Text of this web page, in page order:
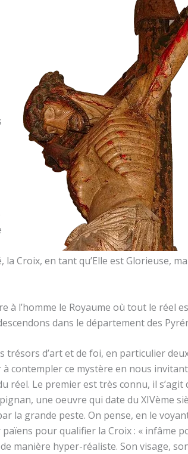
la Croix, en tant qu’Elle est Glorieuse,
à l’homme le Royaume où tout le réel
dans le département des
trésors d’art et de foi, en particulier
contempler ce mystère en nous
réel. Le premier est très connu, il s’agit
une oeuvre qui date du XIVème
la grande peste. On pense, en le
pour qualifier la Croix : « infâme
manière hyper-réaliste. Son visage,